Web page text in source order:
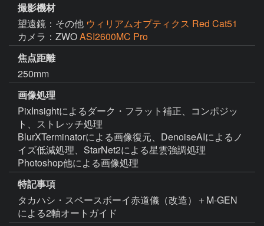
撮影機材
望遠鏡：その他 ウィリアムオプティクス Red Cat51
カメラ：ZWOASI2600MC Pro
焦点距離
250mm
画像処理
PixInsightによるダーク・フラット補正、コンポジッ
ト、ストレッチ処理
BlurXTerminatorによる画像復元、DenoiseAIによるノ
イズ低減処理、StarNet2による星雲強調処理
Photoshop他による画像処理
特記事項
タカハシ・スペースボーイ赤道儀（改造）＋M-GEN
による2軸オートガイド